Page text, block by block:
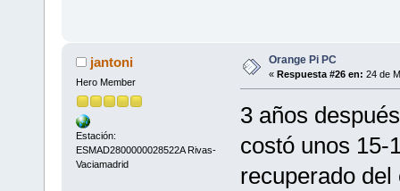
jantoni
Hero Member
Estación:
ESMAD2800000028522A Rivas-
Vaciamadrid
Orange Pi PC
« Respuesta #26 en: 24 de
3 años
costó unos 15-
recuperado